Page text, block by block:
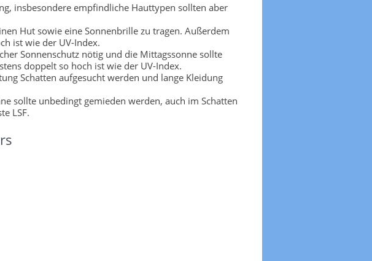
insbesondere empfindliche Hauttypen sollten aber
Hut sowie eine Sonnenbrille zu tragen. Außerdem
ist wie der UV-Index.
Sonnenschutz nötig und die Mittagssonne sollte
doppelt so hoch ist wie der UV-Index.
Schatten aufgesucht werden und lange Kleidung
sollte unbedingt gemieden werden, auch im Schatten
LSF.